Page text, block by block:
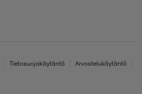
Tietosuojakäytäntö
Arvostelukäytäntö